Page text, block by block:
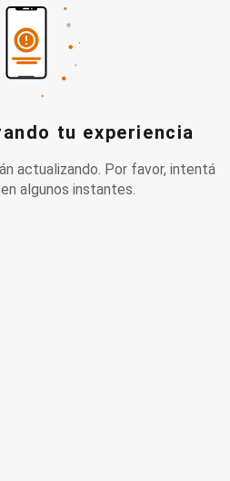
tu experiencia
actualizando. Por favor, intentá
algunos instantes.